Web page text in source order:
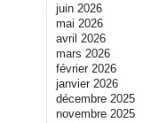
juin 2026
mai 2026
avril 2026
mars 2026
février 2026
janvier 2026
décembre 2025
novembre 2025